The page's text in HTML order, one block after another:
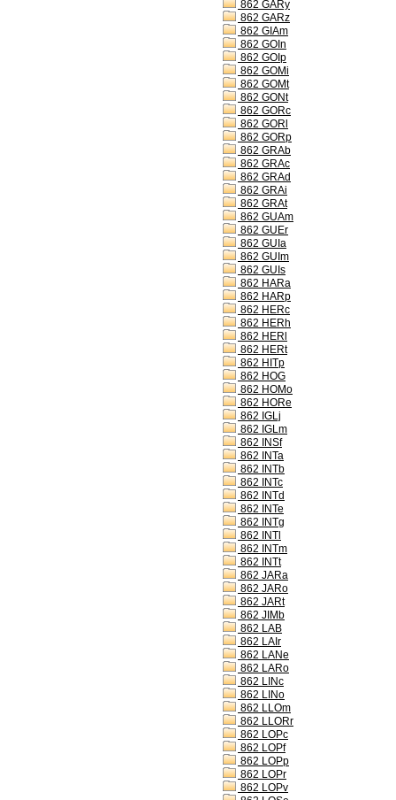
862 GARy
862 GARz
862 GIAm
862 GOIn
862 GOIp
862 GOMi
862 GOMt
862 GONt
862 GORc
862 GORl
862 GORp
862 GRAb
862 GRAc
862 GRAd
862 GRAi
862 GRAt
862 GUAm
862 GUEr
862 GUIa
862 GUIm
862 GUIs
862 HARa
862 HARp
862 HERc
862 HERh
862 HERl
862 HERt
862 HITp
862 HOG
862 HOMo
862 HORe
862 IGLj
862 IGLm
862 INSf
862 INTa
862 INTb
862 INTc
862 INTd
862 INTe
862 INTg
862 INTl
862 INTm
862 INTt
862 JARa
862 JARo
862 JARt
862 JIMb
862 LAB
862 LAIr
862 LANe
862 LARo
862 LINc
862 LINo
862 LLOm
862 LLORr
862 LOPc
862 LOPf
862 LOPp
862 LOPr
862 LOPv